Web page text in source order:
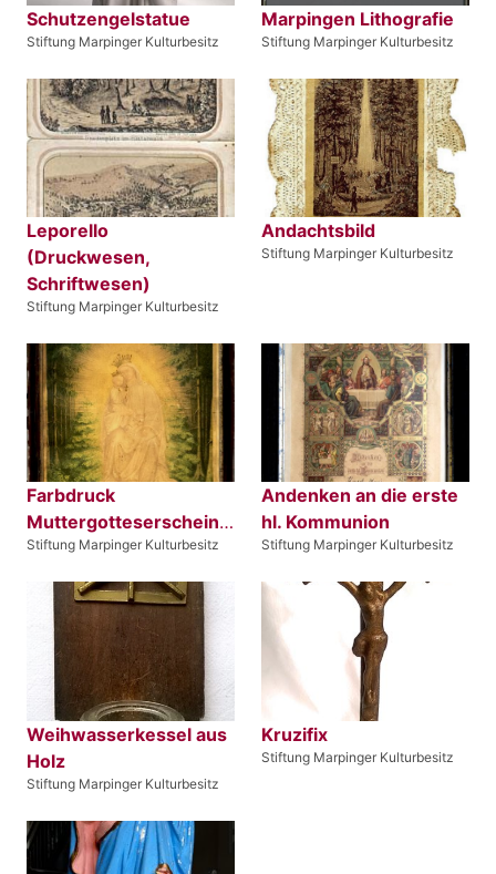
Schutzengelstatue
Stiftung Marpinger Kulturbesitz
Marpingen Lithografie
Stiftung Marpinger Kulturbesitz
Leporello
(Druckwesen,
Schriftwesen)
Stiftung Marpinger Kulturbesitz
Andachtsbild
Stiftung Marpinger Kulturbesitz
Farbdruck
Muttergotteserscheinung
Stiftung Marpinger Kulturbesitz
Andenken an die erste
hl. Kommunion
Stiftung Marpinger Kulturbesitz
Weihwasserkessel aus
Holz
Stiftung Marpinger Kulturbesitz
Kruzifix
Stiftung Marpinger Kulturbesitz